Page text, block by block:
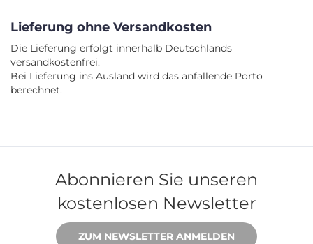
Lieferung ohne Versandkosten
Die Lieferung erfolgt innerhalb Deutschlands
versandkostenfrei.
Bei Lieferung ins Ausland wird das anfallende Porto
berechnet.
Abonnieren Sie unseren
kostenlosen Newsletter
ZUM NEWSLETTER ANMELDEN